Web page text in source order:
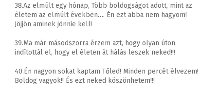
38.Az elmúlt egy hónap, Több boldogságot adott, mint az
életem az elmúlt években…. Én ezt abba nem hagyom!
Jöjjön aminek jönnie kell!
39.Ma már másodszorra érzem azt, hogy olyan úton
indítottál el, hogy el életen át hálás leszek neked!!!
40.Én nagyon sokat kaptam Tőled! Minden percét élvezem!
Boldog vagyok!! És ezt neked köszönhetem!!!